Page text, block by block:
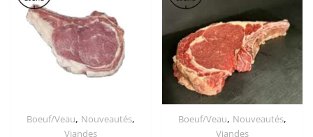
Boeuf/Veau, Nouveautés,
Viandes
Boeuf/Veau, Nouveautés,
Viandes